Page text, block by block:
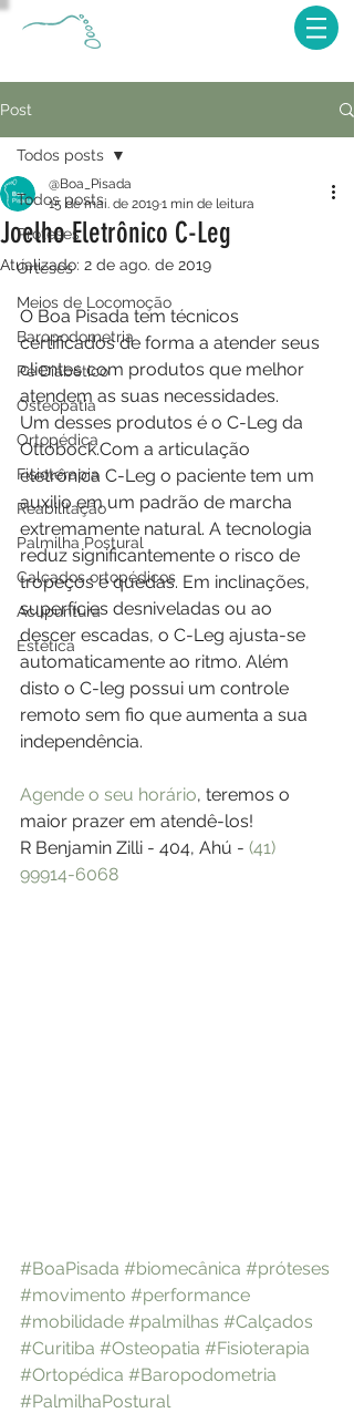
Post
Todos posts
Próteses
Órteses
Meios de Locomoção
Baropodometria
Pé Diabético
Osteopatia
Ortopédica
Fisioterapia
Reabilitação
Palmilha Postural
Calçados ortopédicos
Acupuntura
Estética
Todos posts
Joelho Eletrônico C-Leg
@Boa_Pisada
15 de mai. de 20191 min de leitura
Atualizado: 2 de ago. de 2019
O Boa Pisada tem técnicos
certificados de forma a atender seus
clientes com produtos que melhor
atendem as suas necessidades.
Um desses produtos é o C-Leg da
Ottobock.Com a articulação
eletrônica C-Leg o paciente tem um
auxilio em um padrão de marcha
extremamente natural. A tecnologia
reduz significantemente o risco de
tropeços e quedas. Em inclinações,
superfícies desniveladas ou ao
descer escadas, o C-Leg ajusta-se
automaticamente ao ritmo. Além
disto o C-leg possui um controle
remoto sem fio que aumenta a sua
independência.
Agende o seu horário, teremos o
maior prazer em atendê-los!
R Benjamin Zilli - 404, Ahú - (41)
99914-6068
#BoaPisada #biomecânica #próteses
#movimento #performance
#mobilidade #palmilhas #Calçados
#Curitiba #Osteopatia #Fisioterapia
#Ortopédica #Baropodometria
#PalmilhaPostural